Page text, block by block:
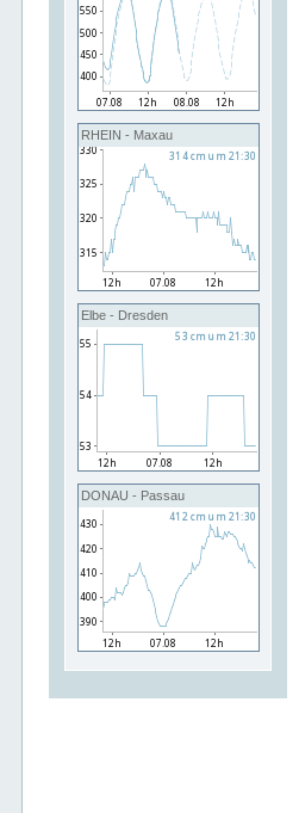
RHEIN - Maxau
Elbe - Dresden
DONAU - Passau